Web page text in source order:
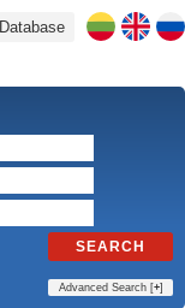
Database
SEARCH
Advanced Search [+]